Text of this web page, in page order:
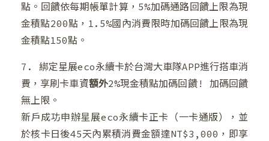
點。回饋依每期帳單計算，5%加碼通路回饋上限為現
金積點200點，1.5%國內消費限時加碼回饋上限為現
金積點150點。
7. 綁定星展eco永續卡於台灣大車隊APP進行搭車消
費，享刷卡車資額外2%現金積點加碼回饋! 加碼回饋
無上限。
新戶成功申辦星展eco永續卡正卡（一卡通版），並
於核卡日後45天內累積消費金額達NT$3,000，即享
❆